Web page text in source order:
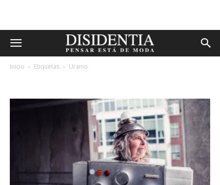
Inicio Etiquetas Uranio